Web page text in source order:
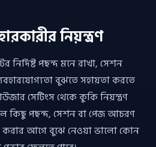
নিয়ন্ত্রণ
নির্দিষ্ট পছন্দ মনে রাখা, সেশন
বুঝতে সহায়তা করতে
সেটিংস থেকে কুকি নিয়ন্ত্রণ
কিছু পছন্দ, সেশন বা পেজ আচরণ
করার আগে বুঝে নেওয়া ভালো কোন